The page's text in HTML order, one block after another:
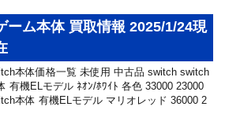
ーム本体 買取情報 2025/1/24現
本体価格一覧 未使用 中古品 switch switch
有機ELモデル ﾈｵﾝ/ﾎﾜｲﾄ 各色 33000 23000
本体 有機ELモデル マリオレッド 36000 2